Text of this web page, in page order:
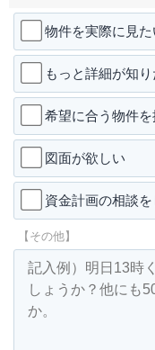
物件を実際に見た
もっと詳細が知り
希望に合う物件
図面が欲しい
資金計画の相談
【その他】